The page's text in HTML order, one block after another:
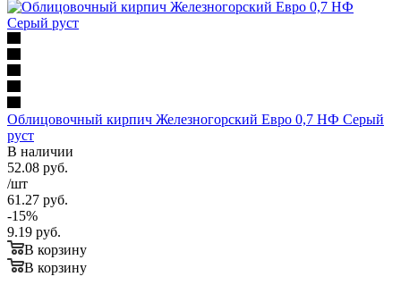
Облицовочный кирпич Железногорский Евро 0,7 НФ Серый
руст
В наличии
52.08 руб.
/шт
61.27 руб.
-15%
9.19 руб.
В корзину
В корзину